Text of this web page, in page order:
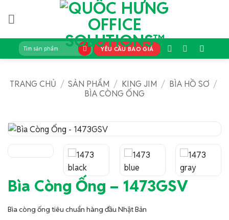
qua
Tìm
kiếm:
YÊU CẦU BÁO GIÁ
TRANG CHỦ / SẢN PHẨM / KING JIM / BÌA HỒ SƠ /
BÌA CÒNG ỐNG
Bìa Còng Ống – 1473GSV
Bìa còng ống tiêu chuẩn hàng đầu Nhật Bản